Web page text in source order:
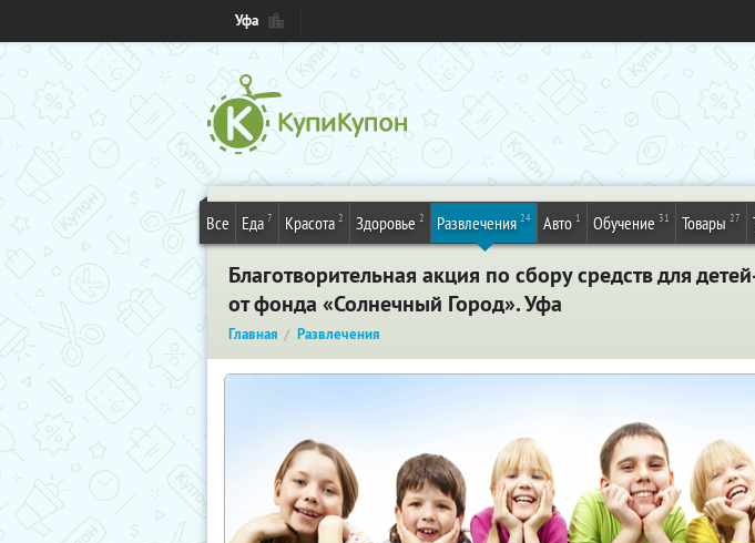
Уфа
Все Еда 7 Красота 2 Здоровье 2 Развлечения 24 Авто 1 Обучение 31 Товары 27
Благотворительная акция по сбору средств для
от фонда «Солнечный Город». Уфа
Главная Развлечения